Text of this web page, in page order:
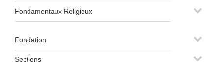
Fondamentaux Religieux
Fondation
Sections